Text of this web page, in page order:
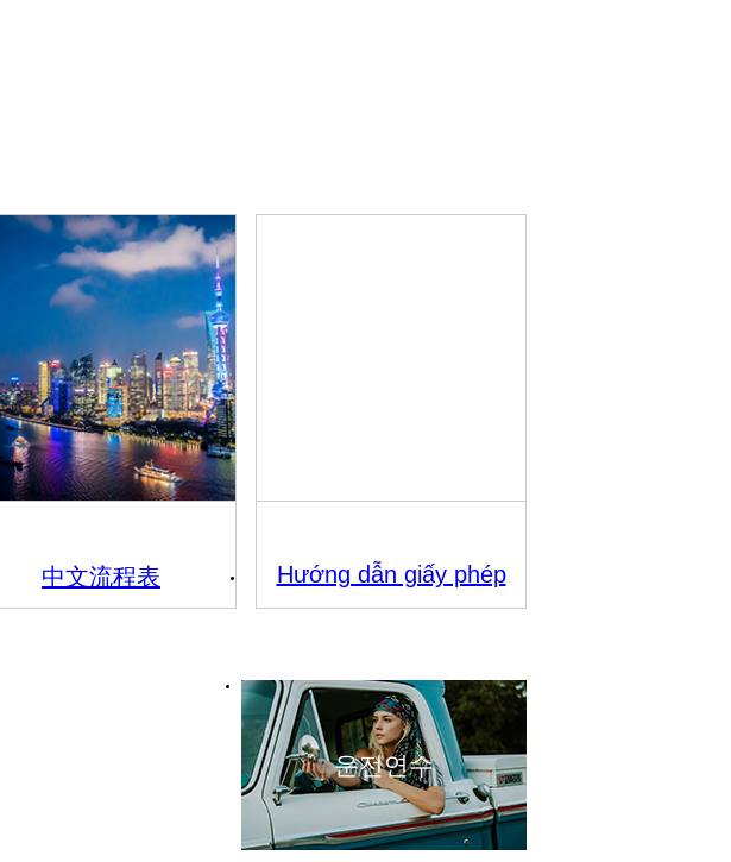
中文流程表 Hướng dẫn giấy phép
운전연수